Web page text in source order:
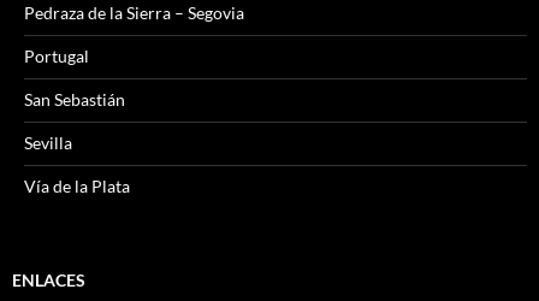
Pedraza de la Sierra – Segovia
Portugal
San Sebastián
Sevilla
Vía de la Plata
ENLACES